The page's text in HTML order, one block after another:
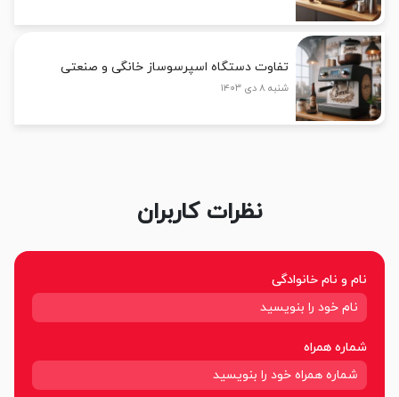
تفاوت دستگاه اسپرسوساز خانگی و صنعتی
شنبه ۸ دی ۱۴۰۳
نظرات کاربران
نام و نام خانوادگی
شماره همراه